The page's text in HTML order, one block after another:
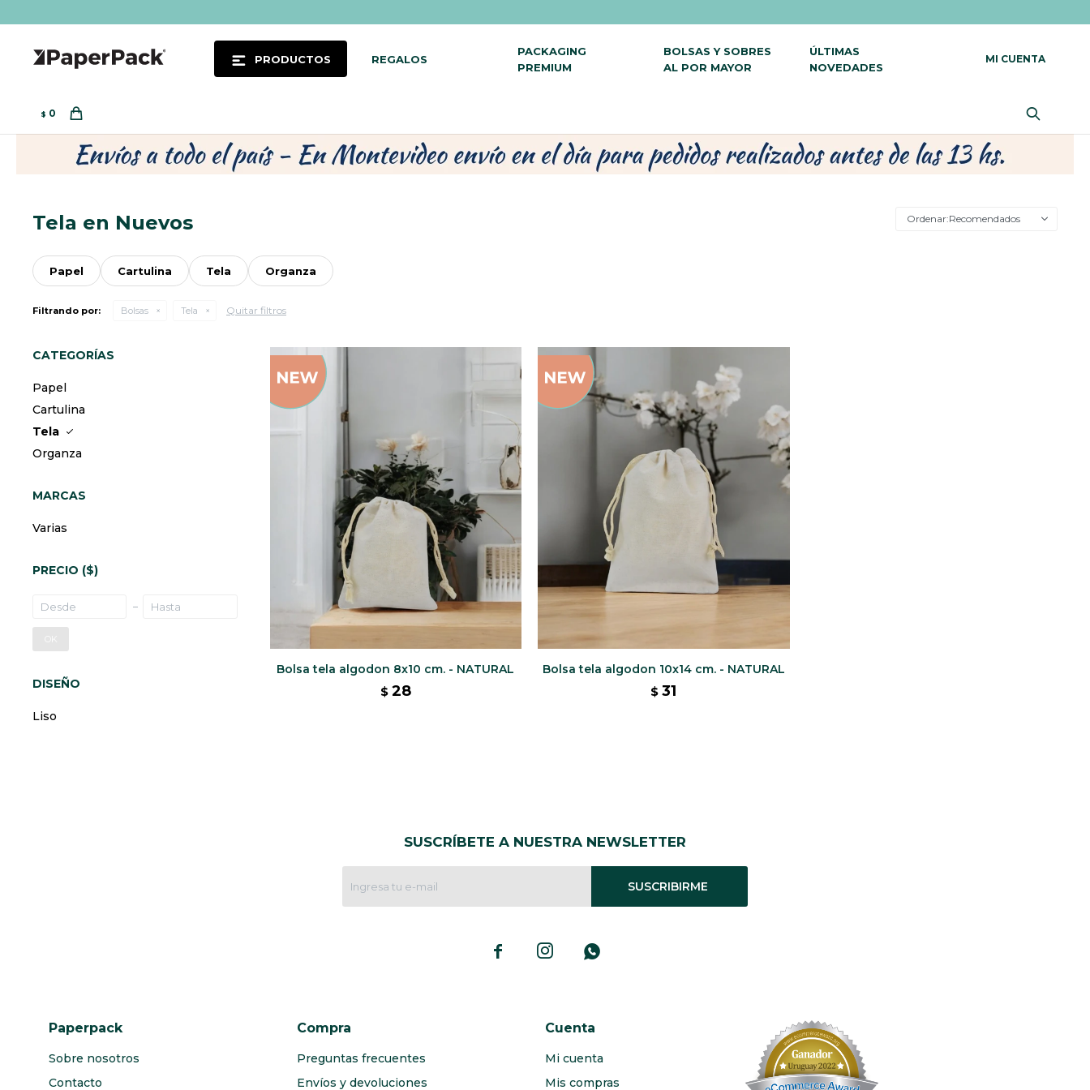
PRODUCTOS REGALOS
PACKAGING
PREMIUM
BOLSAS Y SOBRES
AL POR MAYOR
ÚLTIMAS
NOVEDADES
$ 0
Tela en Nuevos Recomendados
Papel Cartulina Tela Organza
Filtrando por: Bolsas Tela Quitar filtros
Bolsa tela algodon 8x10 cm. - NATURAL
$ 28
Bolsa tela algodon 10x14 cm. - NATURAL
$ 31
CATEGORÍAS
Papel
Cartulina
Tela
Organza
MARCAS
Varias
PRECIO ($)
OK
DISEÑO
Liso
SUSCRÍBETE A NUESTRA NEWSLETTER
SUSCRIBIRME
  
Paperpack
Sobre nosotros
Contacto
Compra
Preguntas frecuentes
Envíos y devoluciones
Cuenta
Mi cuenta
Mis compras